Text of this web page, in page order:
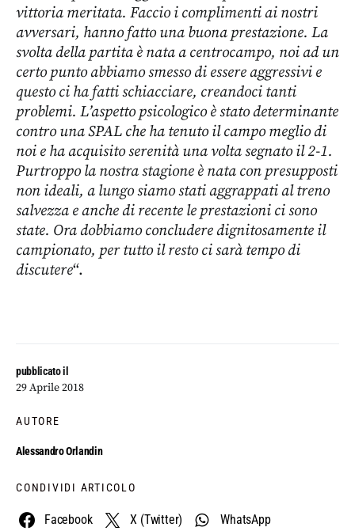
pubblicato il
29 Aprile 2018
AUTORE
Alessandro Orlandin
CONDIVIDI ARTICOLO
Facebook X (Twitter)
WhatsApp
vittoria meritata. Faccio i complimenti ai nostri
avversari, hanno fatto una buona prestazione. La
svolta della partita è nata a centrocampo, noi ad un
certo punto abbiamo smesso di essere aggressivi e
questo ci ha fatti schiacciare, creandoci tanti
problemi. L’aspetto psicologico è stato determinante
contro una SPAL che ha tenuto il campo meglio di
noi e ha acquisito serenità una volta segnato il 2-1.
Purtroppo la nostra stagione è nata con presupposti
non ideali, a lungo siamo stati aggrappati al treno
salvezza e anche di recente le prestazioni ci sono
state. Ora dobbiamo concludere dignitosamente il
campionato, per tutto il resto ci sarà tempo di
discutere“.